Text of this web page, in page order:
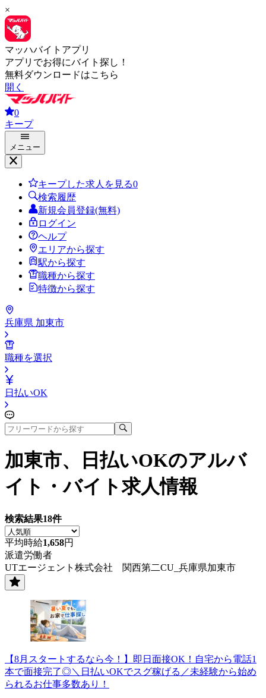
×
マッハバイトアプリ
アプリでお得にバイト探し！
無料ダウンロードはこちら
開く
0
キープ
メニュー
キープした求人を見る0
検索履歴
新規会員登録(無料)
ログイン
ヘルプ
エリアから探す
駅から探す
職種から探す
特徴から探す
兵庫県 加東市
職種を選択
日払いOK
加東市、日払いOKのアルバ
イト・バイト求人情報
検索結果18件
平均時給1,658円
派遣労働者
UTエージェント株式会社 関西第二CU_兵庫県加東市
【8月スタートするなら今！】即日面接OK！自宅から電話1
本で面接完了◎＼日払いOKでスグ稼げる／未経験から始め
られるお仕事多数あり！